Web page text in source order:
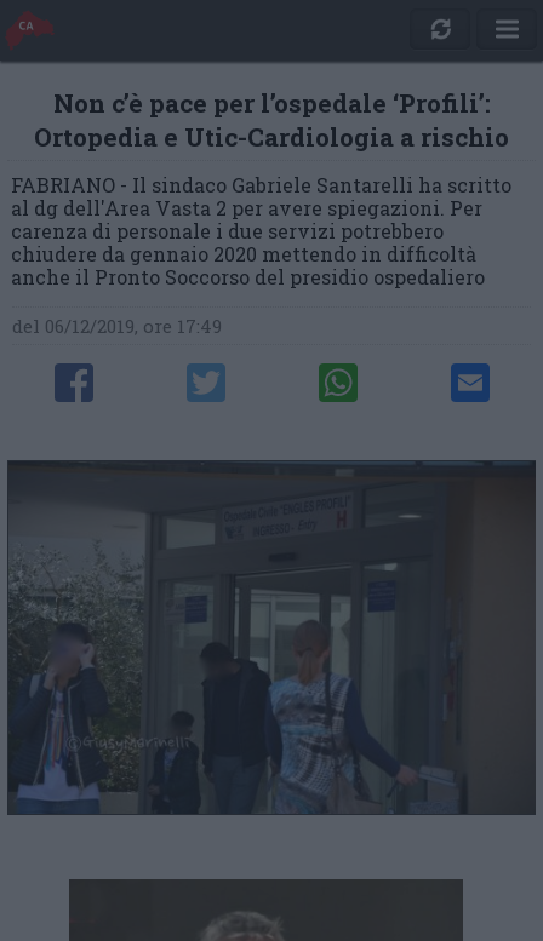
Non c’è pace per l’ospedale ‘Profili’:
Ortopedia e Utic-Cardiologia a rischio
FABRIANO - Il sindaco Gabriele Santarelli ha scritto
al dg dell'Area Vasta 2 per avere spiegazioni. Per
carenza di personale i due servizi potrebbero
chiudere da gennaio 2020 mettendo in difficoltà
anche il Pronto Soccorso del presidio ospedaliero
del 06/12/2019, ore 17:49